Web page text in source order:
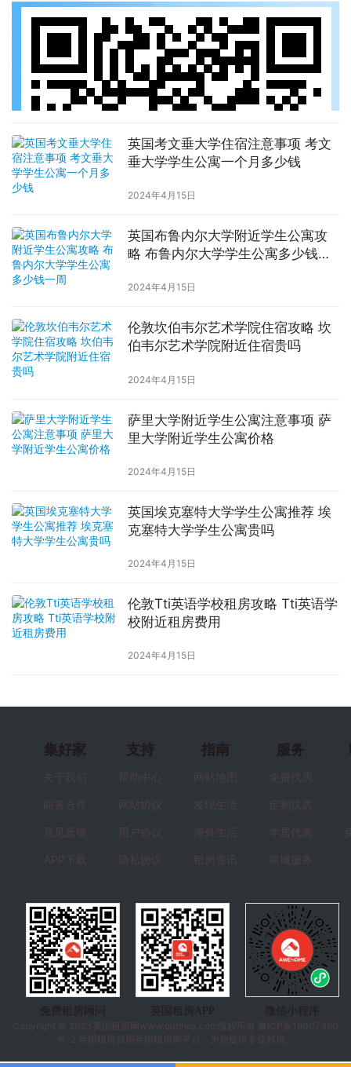
英国考文垂大学住宿注意事项 考文
垂大学学生公寓一个月多少钱
2024年4月15日
英国布鲁内尔大学附近学生公寓攻
略 布鲁内尔大学学生公寓多少钱一
2024年4月15日
伦敦坎伯韦尔艺术学院住宿攻略 坎
伯韦尔艺术学院附近住宿贵吗
2024年4月15日
萨里大学附近学生公寓注意事项 萨
里大学附近学生公寓价格
2024年4月15日
英国埃克塞特大学学生公寓推荐 埃
克塞特大学学生公寓贵吗
2024年4月15日
伦敦Tti英语学校租房攻略 Tti英语学
校附近租房费用
2024年4月15日
集好家
关于我们
商务合作
意见反馈
APP下载
支持
帮助中心
网站协议
用户协议
隐私协议
指南
网站地图
发现生活
海外生活
租房资讯
服务
免费找房
定制找房
学居代表
商城服务
免费租房顾问 英国租房APP
微信小程序
Copyright © 2023 英国租房 网www.qunheji.com版权所有
豫ICP备19007390
号-2 英国租房就用英国租房网平台，为您提供专业好房。